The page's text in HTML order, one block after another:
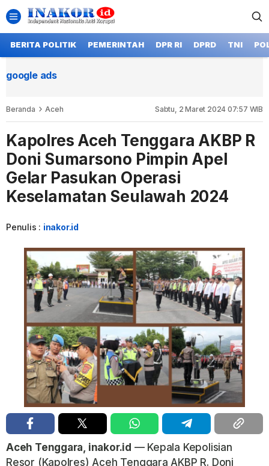
BERITA POLITIK PEMERINTAH DPR RI DPRD TNI
google ads
Beranda Aceh Sabtu, 2 Maret 2024 07:57 WIB
Kapolres Aceh Tenggara AKBP R
Doni Sumarsono Pimpin Apel
Gelar Pasukan Operasi
Keselamatan Seulawah 2024
Penulis : inakor.id
Aceh Tenggara, inakor.id — Kepala Kepolisian
Resor (Kapolres) Aceh Tenggara AKBP R. Doni